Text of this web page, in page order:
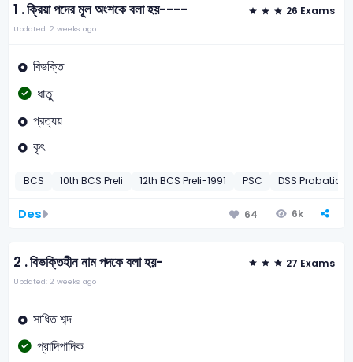
1 .ক্রিয়া পদের মূল অংশকে বলা হয়---- 26 Exams
Updated: 2 weeks ago
বিভক্তি
ধাতু
প্রত্যয়
কৃৎ
BCS 10th BCS Preli 12th BCS Preli-1991 PSC DSS Probation
Des 64 6k
2 .বিভক্তিহীন নাম পদকে বলা হয়- 27 Exams
Updated: 2 weeks ago
সাধিত শব্দ
প্রাদিপাদিক